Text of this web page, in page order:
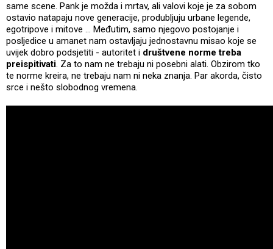
same scene. Pank je možda i mrtav, ali valovi koje je za sobom
ostavio natapaju nove generacije, produbljuju urbane legende,
egotripove i mitove ... Međutim, samo njegovo postojanje i
posljedice u amanet nam ostavljaju jednostavnu misao koje se
uvijek dobro podsjetiti - autoritet i društvene norme treba
preispitivati. Za to nam ne trebaju ni posebni alati. Obzirom tko
te norme kreira, ne trebaju nam ni neka znanja. Par akorda, čisto
srce i nešto slobodnog vremena.